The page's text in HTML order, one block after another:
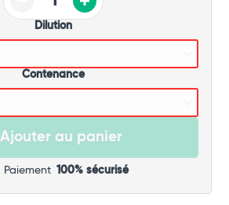
Dilution
Contenance
Ajouter au panier
Paiement 100% sécurisé